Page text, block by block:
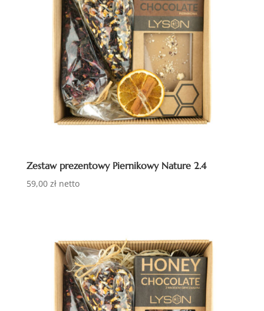
Zestaw prezentowy Piernikowy Nature 2.4
59,00 zł netto